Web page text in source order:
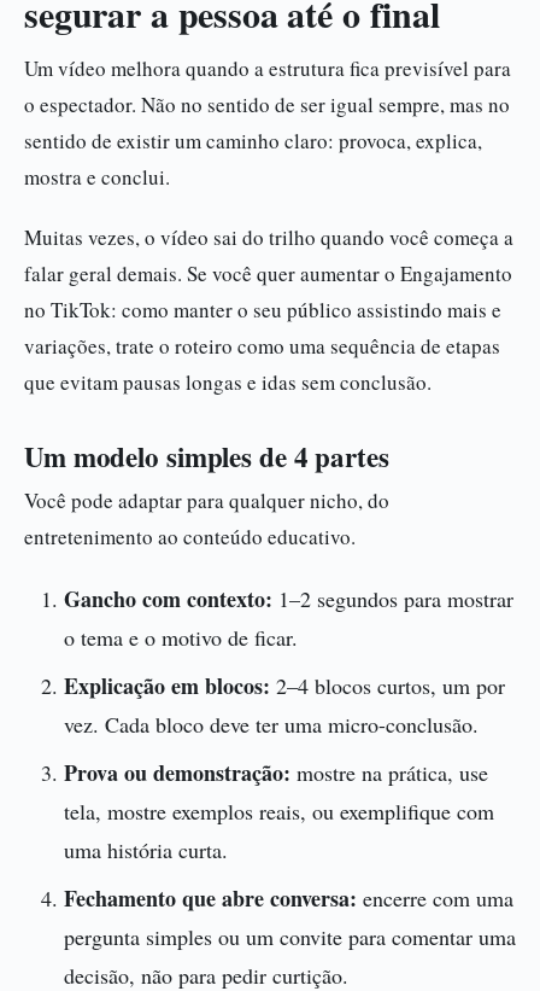
segurar a pessoa até o final
Um vídeo melhora quando a estrutura fica previsível para
o espectador. Não no sentido de ser igual sempre, mas no
sentido de existir um caminho claro: provoca, explica,
mostra e conclui.
Muitas vezes, o vídeo sai do trilho quando você começa a
falar geral demais. Se você quer aumentar o Engajamento
no TikTok: como manter o seu público assistindo mais e
variações, trate o roteiro como uma sequência de etapas
que evitam pausas longas e idas sem conclusão.
Um modelo simples de 4 partes
Você pode adaptar para qualquer nicho, do
entretenimento ao conteúdo educativo.
Gancho com contexto: 1–2 segundos para mostrar
o tema e o motivo de ficar.
Explicação em blocos: 2–4 blocos curtos, um por
vez. Cada bloco deve ter uma micro-conclusão.
Prova ou demonstração: mostre na prática, use
tela, mostre exemplos reais, ou exemplifique com
uma história curta.
Fechamento que abre conversa: encerre com uma
pergunta simples ou um convite para comentar uma
decisão, não para pedir curtição.